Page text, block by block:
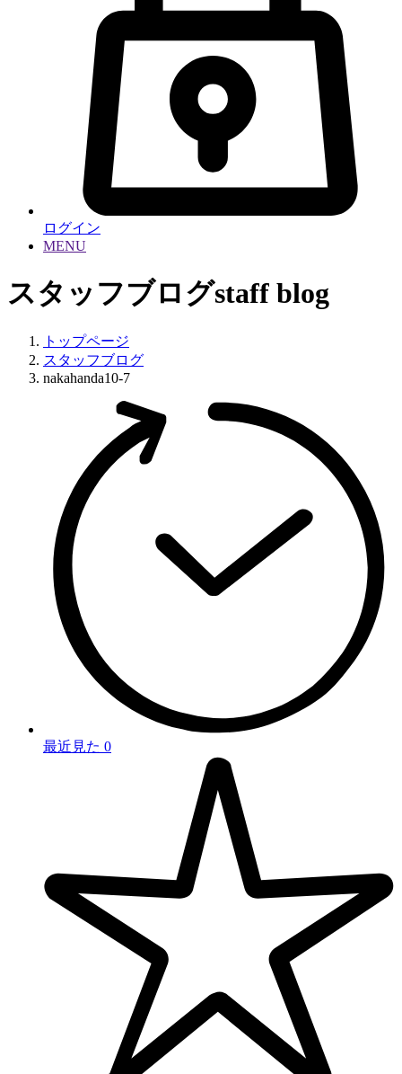
ログイン
MENU
スタッフブログstaff blog
トップページ
スタッフブログ
nakahanda10-7
最近見た 0